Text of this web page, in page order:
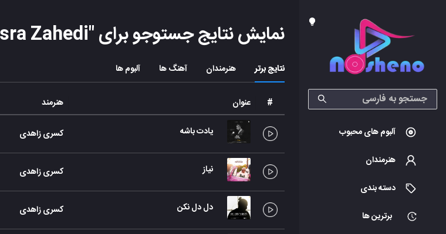
آلبوم های محبوب
هنرمندان
دسته بندی
برترین ها
نمایش نتایج جستوجو برای "Zahedi
نتایج برتر هنرمندان آهنگ ها آلبوم ها
# عنوان هنرمند
یادت باشه کسری زاهدی
نیاز کسری زاهدی
دل دل نکن کسری زاهدی